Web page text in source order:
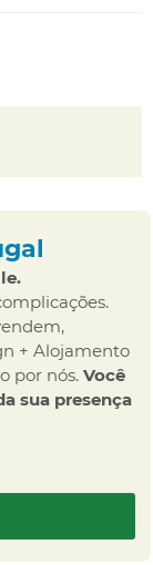
+ Alojamento
por nós. Você
sua presença